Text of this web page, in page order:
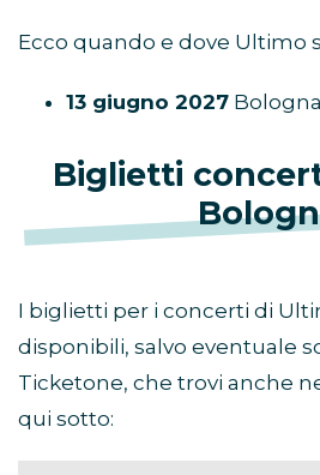
Ecco quando e dove Ultimo
13 giugno 2027
Biglietti
I biglietti per i concerti di
disponibili, salvo eventuale
Ticketone, che trovi anche
qui sotto: